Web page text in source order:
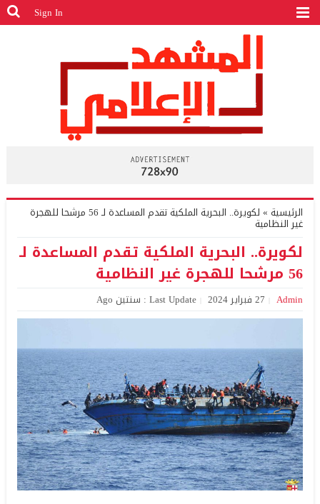
Sign In
الرئيسية » لكويرة.. البحرية الملكية تقدم المساعدة لـ 56 مرشحا للهجرة
غير النظامية
لكويرة.. البحرية الملكية تقدم المساعدة لـ
56 مرشحا للهجرة غير النظامية
Admin 27 فبراير 2024 Last Update : سنتين Ago